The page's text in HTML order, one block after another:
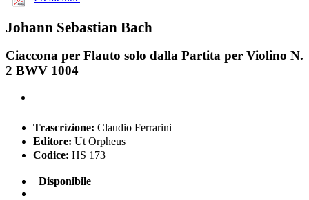
Johann Sebastian Bach
Ciaccona per Flauto solo dalla Partita per Violino N.
2 BWV 1004
Trascrizione: Claudio Ferrarini
Editore: Ut Orpheus
Codice: HS 173
Disponibile